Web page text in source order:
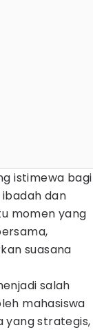
istimewa bagi
dan
momen yang
suasana
salah
mahasiswa
yang strategis,